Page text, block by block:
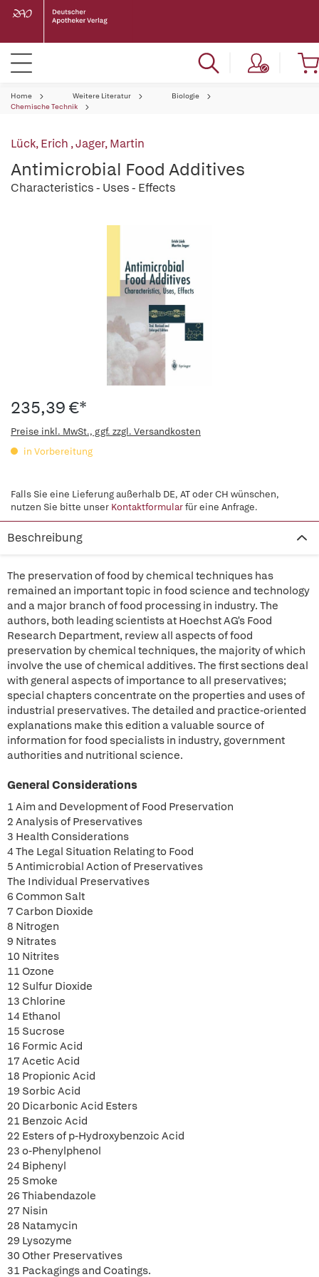
Home Weitere Literatur
Biologie
Chemische Technik
Lück, Erich ,Jager, Martin
Antimicrobial Food Additives
Characteristics - Uses - Effects
235,39 €*
Preise inkl. MwSt., ggf. zzgl. Versandkosten
in Vorbereitung
Falls Sie eine Lieferung außerhalb DE, AT oder CH wünschen,
nutzen Sie bitte unser Kontaktformularfür eine Anfrage.
Beschreibung
The preservation of food by chemical techniques has
remained an important topic in food science and technology
and a major branch of food processing in industry. The
authors, both leading scientists at Hoechst AG's Food
Research Department, review all aspects of food
preservation by chemical techniques, the majority of which
involve the use of chemical additives. The first sections deal
with general aspects of importance to all preservatives;
special chapters concentrate on the properties and uses of
industrial preservatives. The detailed and practice-oriented
explanations make this edition a valuable source of
information for food specialists in industry, government
authorities and nutritional science.
General Considerations
1 Aim and Development of Food Preservation
2 Analysis of Preservatives
3 Health Considerations
4 The Legal Situation Relating to Food
5 Antimicrobial Action of Preservatives
The Individual Preservatives
6 Common Salt
7 Carbon Dioxide
8 Nitrogen
9 Nitrates
10 Nitrites
11 Ozone
12 Sulfur Dioxide
13 Chlorine
14 Ethanol
15 Sucrose
16 Formic Acid
17 Acetic Acid
18 Propionic Acid
19 Sorbic Acid
20 Dicarbonic Acid Esters
21 Benzoic Acid
22 Esters of p-Hydroxybenzoic Acid
23 o-Phenylphenol
24 Biphenyl
25 Smoke
26 Thiabendazole
27 Nisin
28 Natamycin
29 Lysozyme
30 Other Preservatives
31 Packagings and Coatings.